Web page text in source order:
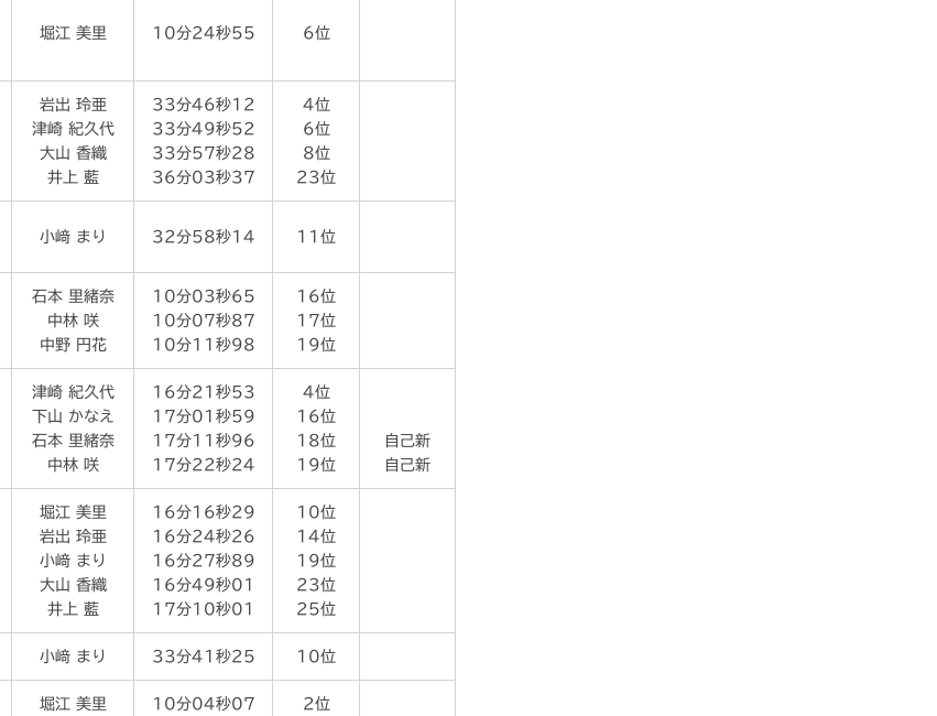
堀江 美里 10分24秒55 6位
岩出 玲亜
津崎 紀久代
大山 香織
井上 藍
33分46秒12
33分49秒52
33分57秒28
36分03秒37
4位
6位
8位
23位
小﨑 まり 32分58秒14 11位
石本 里緒奈
中林 咲
中野 円花
10分03秒65
10分07秒87
10分11秒98
16位
17位
19位
津崎 紀久代
下山 かなえ
石本 里緒奈
中林 咲
16分21秒53
17分01秒59
17分11秒96
17分22秒24
4位
16位
18位
19位
自己新
自己新
堀江 美里
岩出 玲亜
小﨑 まり
大山 香織
井上 藍
16分16秒29
16分24秒26
16分27秒89
16分49秒01
17分10秒01
10位
14位
19位
23位
25位
小﨑 まり 33分41秒25 10位
堀江 美里 10分04秒07 2位